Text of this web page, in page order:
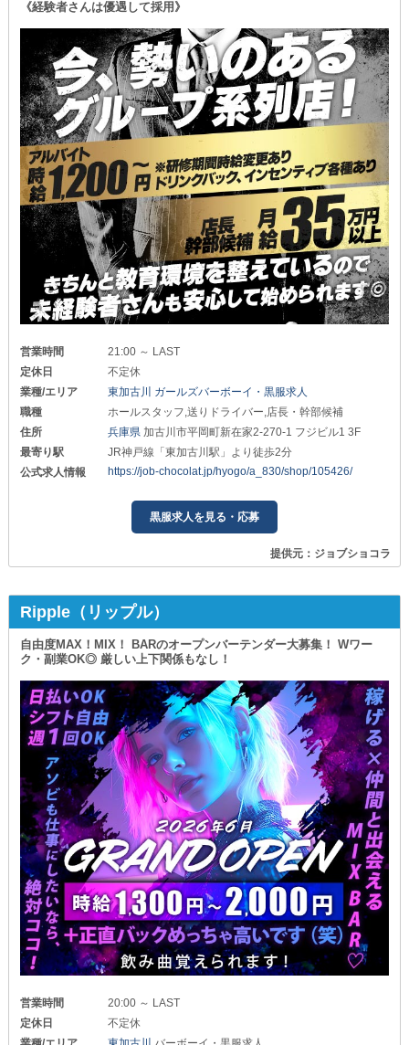
《経験者さんは優遇して採用》
営業時間
21:00 ～ LAST
定休日
不定休
業種/エリア
東加古川 ガールズバーボーイ・黒服求人
職種
ホールスタッフ,送りドライバー,店長・幹部候補
住所
兵庫県 加古川市平岡町新在家2-270-1 フジビル1 3F
最寄り駅
JR神戸線「東加古川駅」より徒歩2分
公式求人情報
https://job-chocolat.jp/hyogo/a_830/shop/105426/
黒服求人を見る・応募
提供元：ジョブショコラ
Ripple（リップル）
自由度MAX！MIX！ BARのオープンバーテンダー大募集！ Wワー
ク・副業OK◎ 厳しい上下関係もなし！
営業時間
20:00 ～ LAST
定休日
不定休